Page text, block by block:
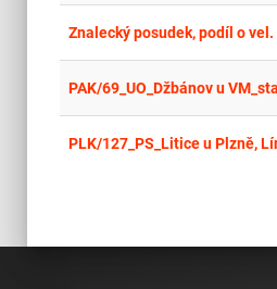
PAK/69_UO_Džbánov u